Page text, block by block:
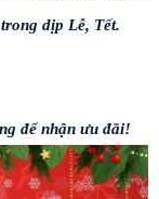
dịp Lễ, Tết.
để nhận ưu đãi!